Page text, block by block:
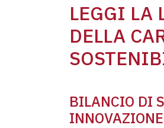
LEGGI LA
DELLA
BILANCIO DI
INNOVAZIONE